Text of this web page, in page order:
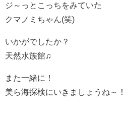
ジ～っとこっちをみていた
クマノミちゃん(笑)
いかがでしたか？
天然水族館♫
また一緒に！
美ら海探検にいきましょうね～！